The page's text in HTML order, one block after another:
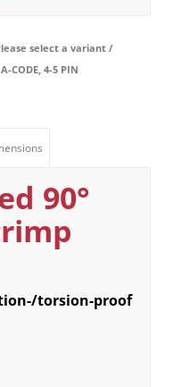
select a variant /
CODE, 4-5 PIN
90°
torsion-proof